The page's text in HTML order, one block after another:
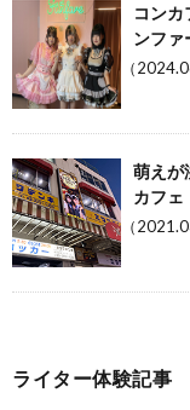
コン
ンファ
（
萌えが
カフェ
（
ライター体験記事